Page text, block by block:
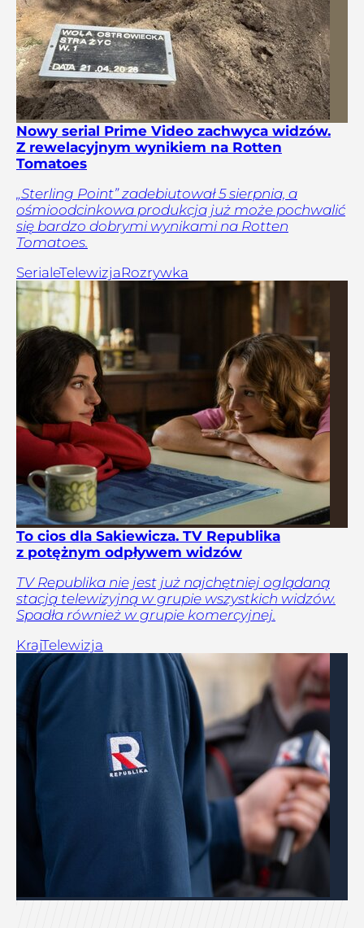
Nowy serial Prime Video zachwyca widzów.
Z rewelacyjnym wynikiem na Rotten
Tomatoes
„Sterling Point” zadebiutował 5 sierpnia, a
ośmioodcinkowa produkcja już może pochwalić
się bardzo dobrymi wynikami na Rotten
Tomatoes.
SerialeTelewizjaRozrywka
To cios dla Sakiewicza. TV Republika
z potężnym odpływem widzów
TV Republika nie jest już najchętniej oglądaną
stacją telewizyjną w grupie wszystkich widzów.
Spadła również w grupie komercyjnej.
KrajTelewizja